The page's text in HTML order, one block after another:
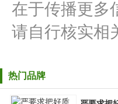
在于传播更多
请自行核实相
热门品牌